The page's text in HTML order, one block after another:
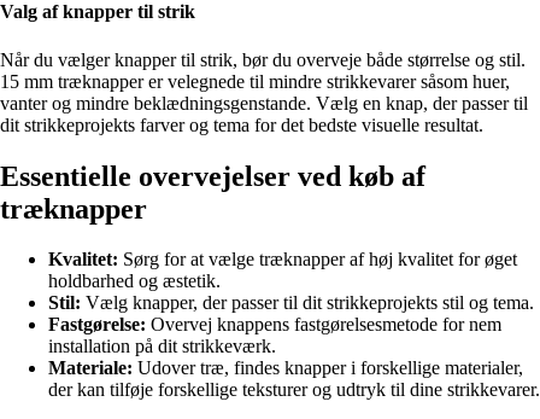
Valg af knapper til strik
Når du vælger knapper til strik, bør du overveje både størrelse og stil.
15 mm træknapper er velegnede til mindre strikkevarer såsom huer,
vanter og mindre beklædningsgenstande. Vælg en knap, der passer til
dit strikkeprojekts farver og tema for det bedste visuelle resultat.
Essentielle overvejelser ved køb af
træknapper
Kvalitet: Sørg for at vælge træknapper af høj kvalitet for øget
holdbarhed og æstetik.
Stil: Vælg knapper, der passer til dit strikkeprojekts stil og tema.
Fastgørelse: Overvej knappens fastgørelsesmetode for nem
installation på dit strikkeværk.
Materiale: Udover træ, findes knapper i forskellige materialer,
der kan tilføje forskellige teksturer og udtryk til dine strikkevarer.